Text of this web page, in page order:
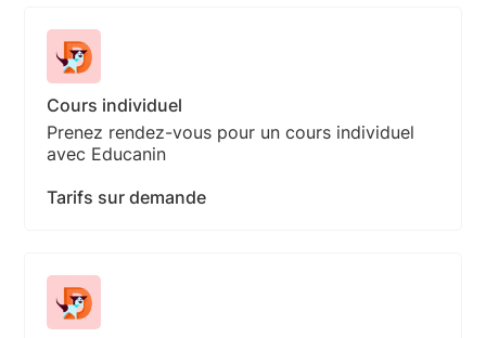
Cours individuel
Prenez rendez-vous pour un cours individuel
avec Educanin
Tarifs sur demande